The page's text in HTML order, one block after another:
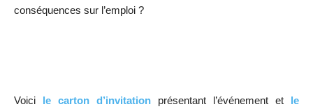
conséquences sur l’emploi ?
Voici le carton d’invitation présentant l’événement et le